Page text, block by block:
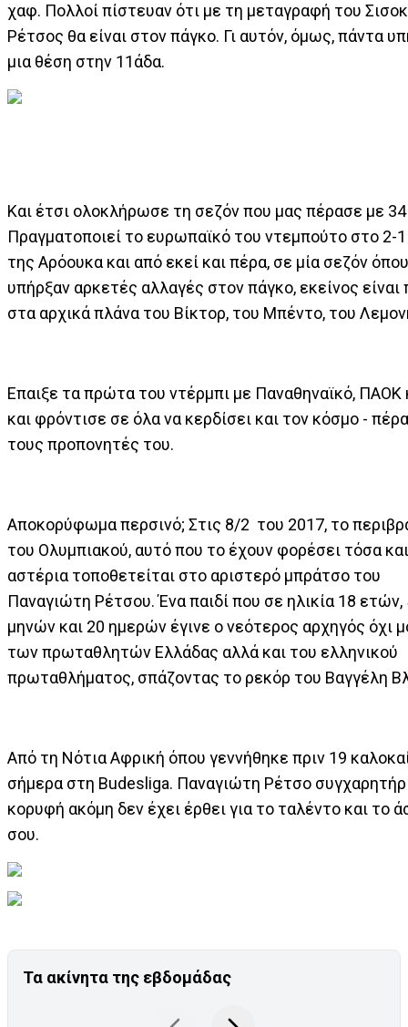
χαφ. Πολλοί πίστευαν ότι με τη μεταγραφή του
Ρέτσος θα είναι στον πάγκο. Γι αυτόν, όμως, πάντα
μια θέση στην 11άδα.
Και έτσι ολοκλήρωσε τη σεζόν που μας πέρασε με
Πραγματοποιεί το ευρωπαϊκό του ντεμπούτο στο 2-1
της Αρόουκα και από εκεί και πέρα, σε μία σεζόν όπου
υπήρξαν αρκετές αλλαγές στον πάγκο, εκείνος είναι
στα αρχικά πλάνα του Βίκτορ, του Μπέντο, του
Επαιξε τα πρώτα του ντέρμπι με Παναθηναϊκό, ΠΑΟΚ
και φρόντισε σε όλα να κερδίσει και τον κόσμο -
τους προπονητές του.
Αποκορύφωμα περσινό; Στις 8/2 του 2017, το
του Ολυμπιακού, αυτό που το έχουν φορέσει τόσα
αστέρια τοποθετείται στο αριστερό μπράτσο του
Παναγιώτη Ρέτσου. Ένα παιδί που σε ηλικία 18 ετών,
μηνών και 20 ημερών έγινε ο νεότερος αρχηγός όχι
των πρωταθλητών Ελλάδας αλλά και του ελληνικού
πρωταθλήματος, σπάζοντας το ρεκόρ του Βαγγέλη
Από τη Νότια Αφρική όπου γεννήθηκε πριν 19
σήμερα στη Budesliga. Παναγιώτη Ρέτσο
κορυφή ακόμη δεν έχει έρθει για το ταλέντο και το
σου.
Τα ακίνητα της εβδομάδας